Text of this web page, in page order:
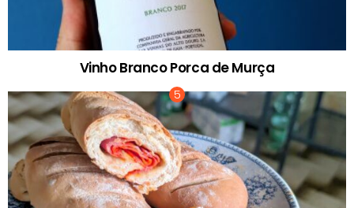
Vinho Branco Porca de Murça